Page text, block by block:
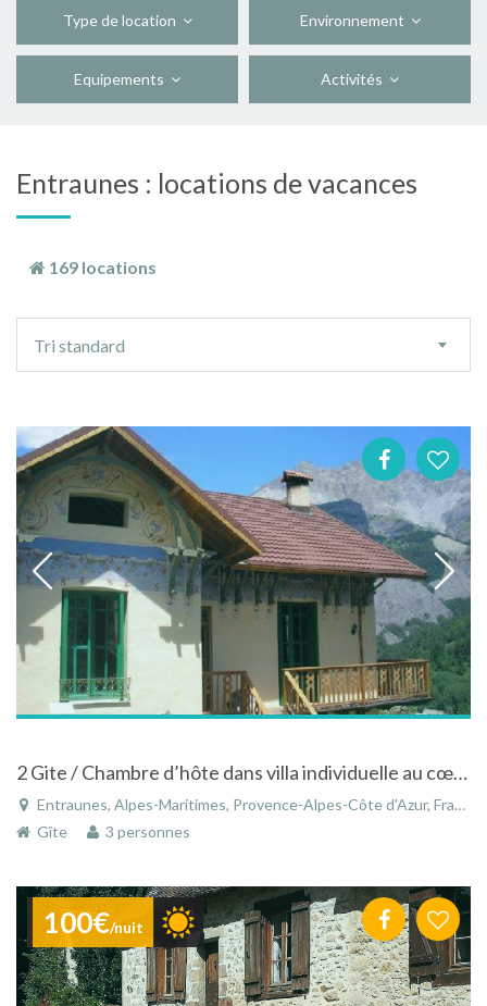
Type de location Environnement
Equipements Activités
Entraunes : locations de vacances
169 locations
tri
Tri standard
2 Gite / Chambre d’hôte dans villa individuelle au cœur des montagnes du Mercantour
Entraunes, Alpes-Maritimes, Provence-Alpes-Côte d'Azur, France
Gîte
3 personnes
100€/nuit